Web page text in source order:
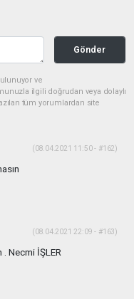
Gönder
ve
ilgili doğrudan veya dolaylı
tüm yorumlardan site
(08.04.2021 11:50 - #162)
(08.04.2021 22:09 - #163)
Necmi İŞLER